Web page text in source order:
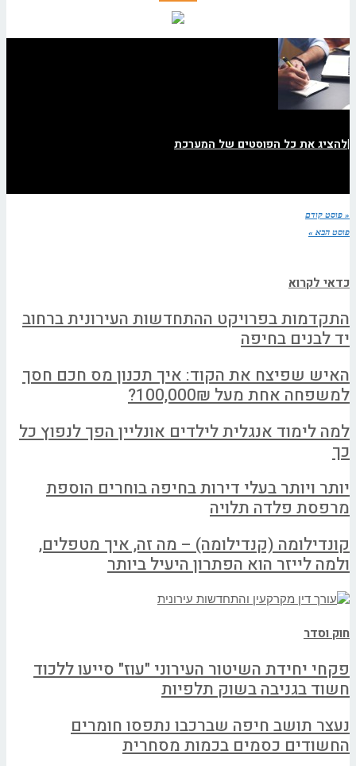
|להציג את כל הפוסטים של המערכת
« פוסט קודם
פוסט הבא »
כדאי לקרוא
התקדמות בפרויקט ההתחדשות העירונית ברחוב
יד לבנים בחיפה
האיש שפיצח את הקוד: איך תכנון מס חכם חסך
למשפחה אחת מעל 100,000₪?
למה לימוד אנגלית לילדים אונליין הפך לנפוץ כל
כך
יותר ויותר בעלי דירות בחיפה בוחרים הוספת
מרפסת פלדה תלויה
קונדילומה (קנדילומה) – מה זה, איך מטפלים,
ולמה לייזר הוא הפתרון היעיל ביותר
חוק וסדר
פקחי יחידת השיטור העירוני "עוז" סייעו ללכוד
חשוד בגניבה בשוק תלפיות
נעצר תושב חיפה שברכבו נתפסו חומרים
החשודים כסמים בכמות מסחרית